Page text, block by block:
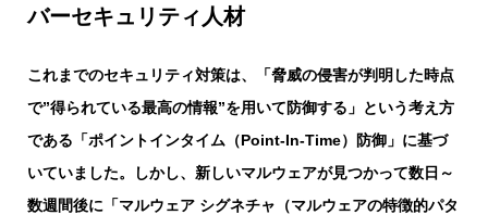
バーセキュリティ人材
これまでのセキュリティ対策は、「脅威の侵害が判明した時点
で”得られている最高の情報”を用いて防御する」という考え方
である「ポイントインタイム（Point-In-Time）防御」に基づ
いていました。しかし、新しいマルウェアが見つかって数日～
数週間後に「マルウェア シグネチャ（マルウェアの特徴的パタ